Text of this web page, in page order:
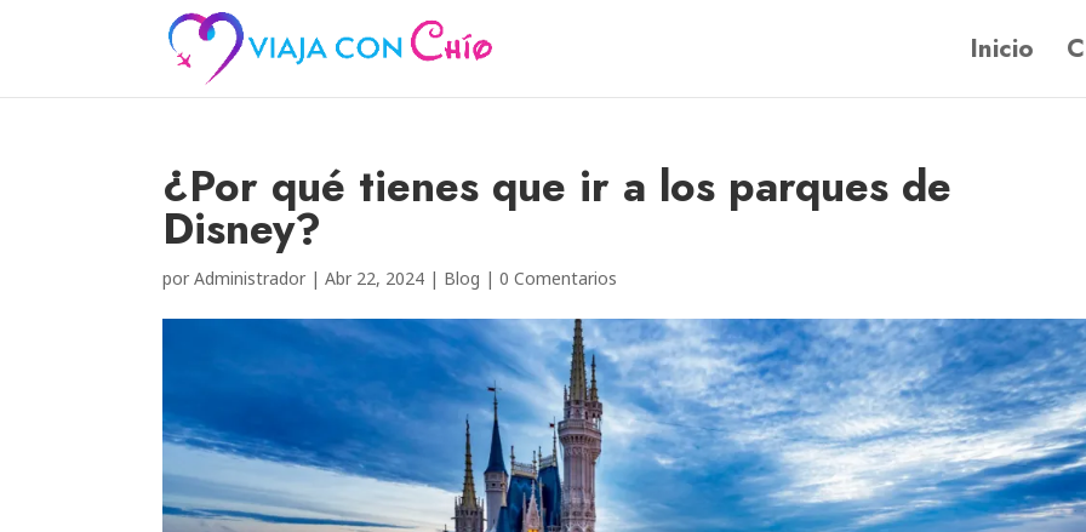
Inicio
¿Por qué tienes que ir a los parques de
Disney?
porAdministrador |Abr 22, 2024 | Blog |0 Comentarios